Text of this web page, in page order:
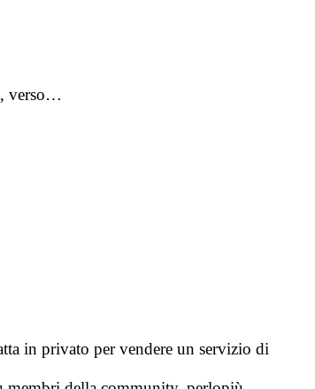
verso…
in privato per vendere un servizio di